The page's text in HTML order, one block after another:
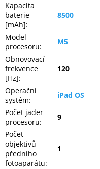
Akční
zboží
TONERY
A
CARTRIDGE
OEM
Sestavy
počítačů
Inpraise
Kamerové
systémy
MILESIGHT
Doprodej
Kapacita
baterie
[mAh]:
8500
Model
procesoru:
M5
Obnovovací
frekvence
[Hz]:
120
Operační
systém:
iPad OS
Počet jader
procesoru:
9
Počet
objektivů
předního
fotoaparátu:
1